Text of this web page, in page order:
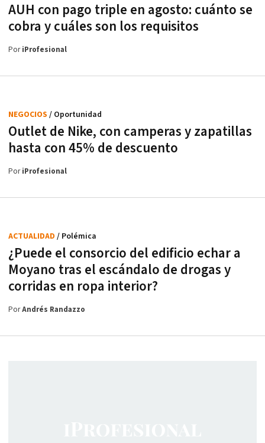
AUH con pago triple en agosto: cuánto se
cobra y cuáles son los requisitos
PoriProfesional
Outlet de Nike, con camperas y zapatillas
hasta con 45% de descuento
NEGOCIOS / Oportunidad
PoriProfesional
¿Puede el consorcio del edificio echar a
Moyano tras el escándalo de drogas y
corridas en ropa interior?
ACTUALIDAD / Polémica
PorAndrés Randazzo